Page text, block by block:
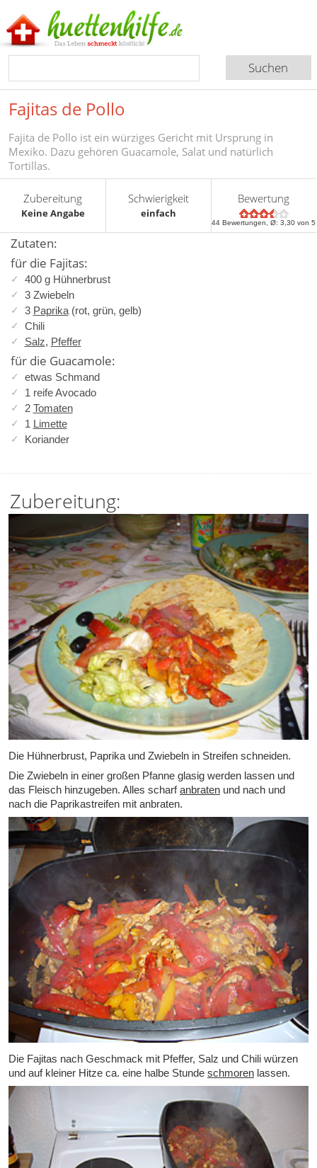
Fajitas de Pollo
Fajita de Pollo ist ein würziges Gericht mit Ursprung in
Mexiko. Dazu gehören Guacamole, Salat und natürlich
Tortillas.
Zubereitung
Keine Angabe
Schwierigkeit
einfach
Bewertung
44 Bewertungen, Ø:3,30 von 5
Zutaten:
für die Fajitas:
400 g Hühnerbrust
3 Zwiebeln
3 Paprika(rot, grün, gelb)
Chili
Salz, Pfeffer
für die Guacamole:
etwas Schmand
1 reife Avocado
2 Tomaten
1 Limette
Koriander
Zubereitung:
Die Hühnerbrust, Paprika und Zwiebeln in Streifen schneiden.
Die Zwiebeln in einer großen Pfanne glasig werden lassen und
das Fleisch hinzugeben. Alles scharfanbraten und nach und
nach die Paprikastreifen mit anbraten.
Die Fajitas nach Geschmack mit Pfeffer, Salz und Chili würzen
und auf kleiner Hitze ca. eine halbe Stunde schmoren lassen.